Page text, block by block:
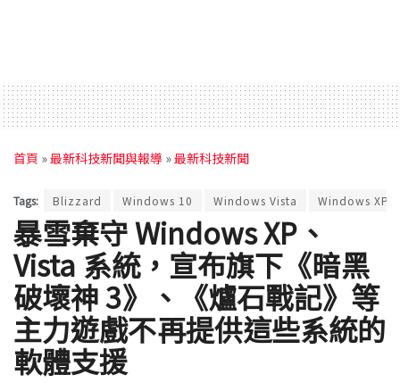
首頁 »最新科技新聞與報導 »最新科技新聞
Tags: Blizzard Windows 10 Windows Vista Windows XP
暴雪棄守 Windows XP、
Vista 系統，宣布旗下《暗黑
破壞神 3》、《爐石戰記》等
主力遊戲不再提供這些系統的
軟體支援